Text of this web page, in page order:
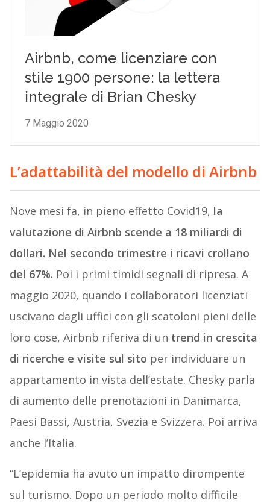
L’adattabilità del modello di Airbnb
Nove mesi fa, in pieno effetto Covid19, la
valutazione di Airbnb scende a 18 miliardi di
dollari. Nel secondo trimestre i ricavi crollano
del 67%. Poi i primi timidi segnali di ripresa. A
maggio 2020, quando i collaboratori licenziati
uscivano dagli uffici con gli scatoloni pieni delle
loro cose, Airbnb riferiva di un trend in crescita
di ricerche e visite sul sito per individuare un
appartamento in vista dell’estate. Chesky parla
di aumento delle prenotazioni in Danimarca,
Paesi Bassi, Austria, Svezia e Svizzera. Poi arriva
anche l’Italia.
“L’epidemia ha avuto un impatto dirompente
sul turismo. Dopo un periodo molto difficile